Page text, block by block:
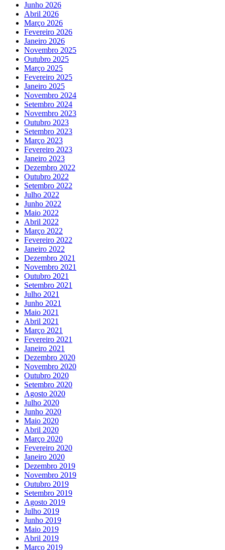
Junho 2026
Abril 2026
Março 2026
Fevereiro 2026
Janeiro 2026
Novembro 2025
Outubro 2025
Março 2025
Fevereiro 2025
Janeiro 2025
Novembro 2024
Setembro 2024
Novembro 2023
Outubro 2023
Setembro 2023
Março 2023
Fevereiro 2023
Janeiro 2023
Dezembro 2022
Outubro 2022
Setembro 2022
Julho 2022
Junho 2022
Maio 2022
Abril 2022
Março 2022
Fevereiro 2022
Janeiro 2022
Dezembro 2021
Novembro 2021
Outubro 2021
Setembro 2021
Julho 2021
Junho 2021
Maio 2021
Abril 2021
Março 2021
Fevereiro 2021
Janeiro 2021
Dezembro 2020
Novembro 2020
Outubro 2020
Setembro 2020
Agosto 2020
Julho 2020
Junho 2020
Maio 2020
Abril 2020
Março 2020
Fevereiro 2020
Janeiro 2020
Dezembro 2019
Novembro 2019
Outubro 2019
Setembro 2019
Agosto 2019
Julho 2019
Junho 2019
Maio 2019
Abril 2019
Março 2019